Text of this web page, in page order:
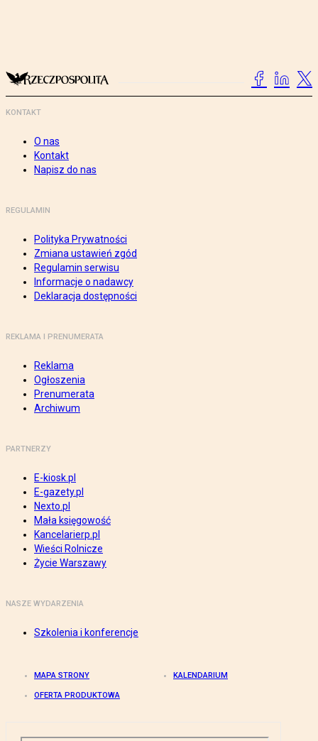
KONTAKT
O nas
Kontakt
Napisz do nas
REGULAMIN
Polityka Prywatności
Zmiana ustawień zgód
Regulamin serwisu
Informacje o nadawcy
Deklaracja dostępności
REKLAMA I PRENUMERATA
Reklama
Ogłoszenia
Prenumerata
Archiwum
PARTNERZY
E-kiosk.pl
E-gazety.pl
Nexto.pl
Mała księgowość
Kancelarierp.pl
Wieści Rolnicze
Życie Warszawy
NASZE WYDARZENIA
Szkolenia i konferencje
MAPA STRONY KALENDARIUM
OFERTA PRODUKTOWA